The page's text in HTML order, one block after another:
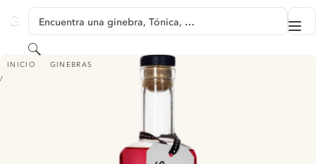
GINVENTORY
Encuentra una ginebra, Tónica, …
Buscar
INICIO GINEBRAS
HOPE ON HOPKINS LUCY'S LAST OF THE SUMMER WINE